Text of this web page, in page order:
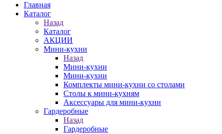
Главная
Каталог
Назад
Каталог
АКЦИИ
Мини-кухни
Назад
Мини-кухни
Мини-кухни
Комплекты мини-кухни со столами
Столы к мини-кухням
Аксессуары для мини-кухни
Гардеробные
Назад
Гардеробные